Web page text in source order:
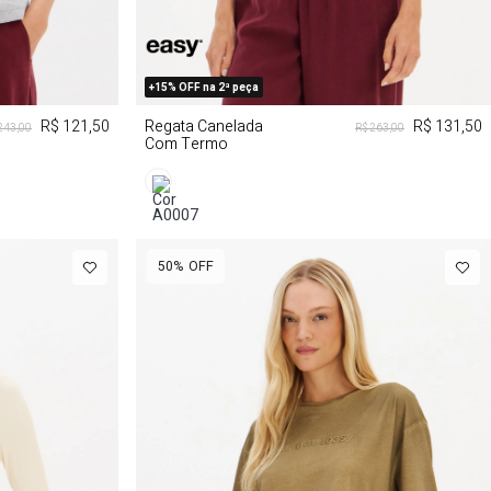
R$ 121,50
PP P GG
+15% OFF na 2ª peça
Regata Canelada
Com Termo
R$ 263,00 R$ 131,50
50% OFF